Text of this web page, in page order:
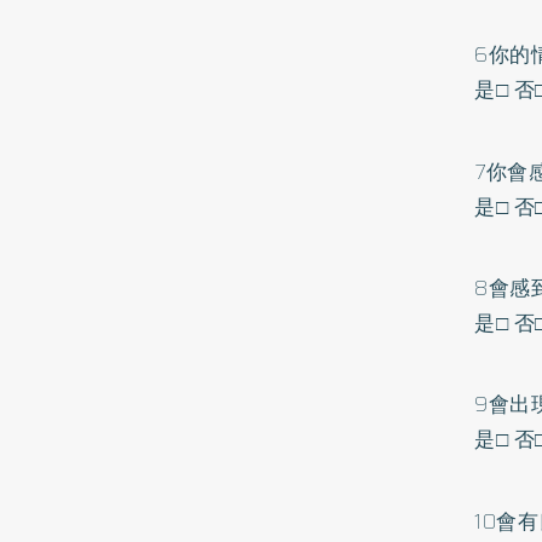
6你的
是□ 否
7你會
是□ 否
8會感
是□ 否
9會出
是□ 否
10會